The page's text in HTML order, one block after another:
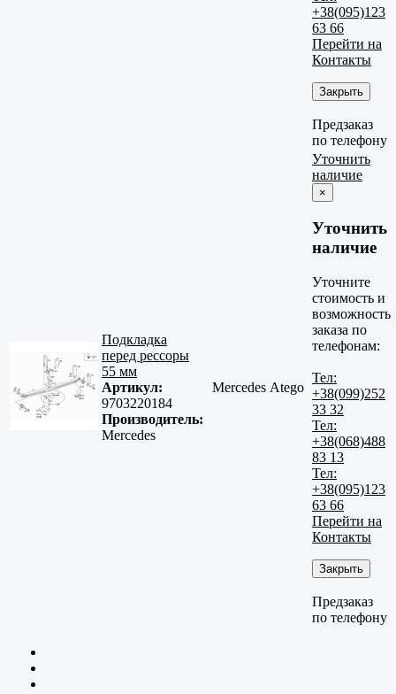
+38(095)123
63 66
Перейти на
Контакты
Закрыть
Предзаказ
по телефону
Подкладка
перед рессоры
55 мм
Артикул:
9703220184
Производитель:
Mercedes
Mercedes Atego
Уточнить
наличие
×
Уточнить
наличие
Уточните
стоимость и
возможность
заказа по
телефонам:
Тел:
+38(099)252
33 32
Тел:
+38(068)488
83 13
Тел:
+38(095)123
63 66
Перейти на
Контакты
Закрыть
Предзаказ
по телефону